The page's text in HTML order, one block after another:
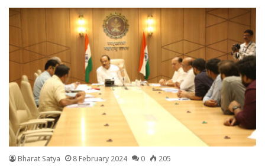
Bharat Satya 8 February 2024 0 205